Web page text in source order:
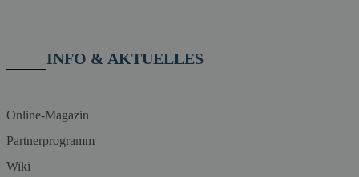
INFO & AKTUELLES
Online-Magazin
Partnerprogramm
Wiki